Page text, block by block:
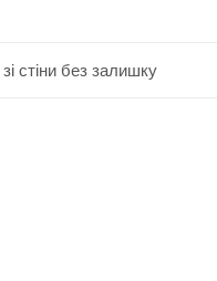
стіни без залишку